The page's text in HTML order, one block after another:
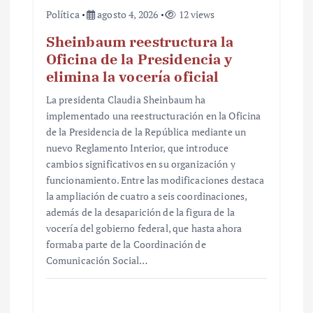
Política agosto 4, 2026 12 views
Sheinbaum reestructura la
Oficina de la Presidencia y
elimina la vocería oficial
La presidenta Claudia Sheinbaum ha
implementado una reestructuración en la Oficina
de la Presidencia de la República mediante un
nuevo Reglamento Interior, que introduce
cambios significativos en su organización y
funcionamiento. Entre las modificaciones destaca
la ampliación de cuatro a seis coordinaciones,
además de la desaparición de la figura de la
vocería del gobierno federal, que hasta ahora
formaba parte de la Coordinación de
Comunicación Social…